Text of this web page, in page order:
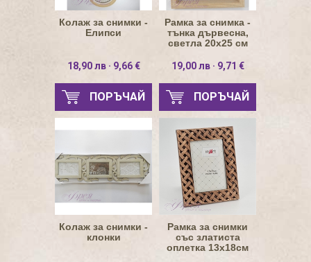
Колаж за снимки -
Елипси
18,90 лв · 9,66 €
ПОРЪЧАЙ
Рамка за снимка -
тънка дървесна,
светла 20х25 см
19,00 лв · 9,71 €
ПОРЪЧАЙ
Колаж за снимки -
клонки
Рамка за снимки
със златиста
оплетка 13х18см